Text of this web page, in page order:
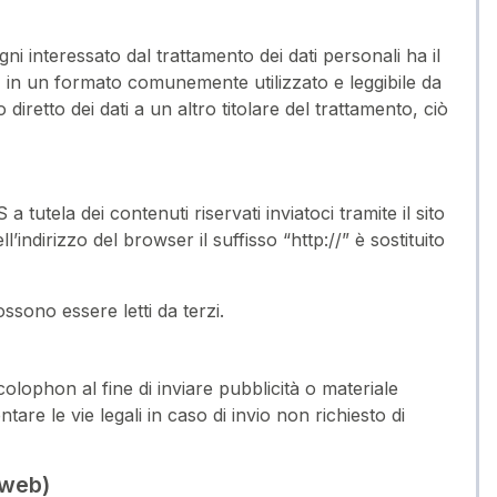
interessato dal trattamento dei dati personali ha il
un formato comunemente utilizzato e leggibile da
diretto dei dati a un altro titolare del trattamento, ciò
tutela dei contenuti riservati inviatoci tramite il sito
del browser il suffisso “http://” è sostituito
essere letti da terzi.
al fine di inviare pubblicità o materiale
le vie legali in caso di invio non richiesto di